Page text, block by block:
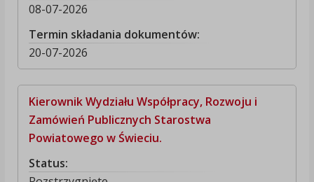
08-07-2026
Termin składania dokumentów:
20-07-2026
Kierownik Wydziału Współpracy, Rozwoju i
Zamówień Publicznych Starostwa
Powiatowego w Świeciu.
Status: